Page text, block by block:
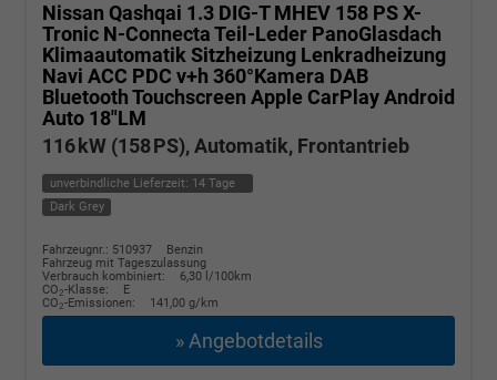
Nissan Qashqai 1.3 DIG-T MHEV 158 PS X-
Tronic N-Connecta Teil-Leder PanoGlasdach
Klimaautomatik Sitzheizung Lenkradheizung
Navi ACC PDC v+h 360°Kamera DAB
Bluetooth Touchscreen Apple CarPlay Android
Auto 18"LM
116 kW (158 PS), Automatik, Frontantrieb
unverbindliche Lieferzeit: 14 Tage
Dark Grey
Fahrzeugnr.: 510937
Benzin
Fahrzeug mit Tageszulassung
Verbrauch kombiniert:
6,30 l/100km
CO2-Klasse:
E
CO2-Emissionen: 141,00 g/km
» Angebotdetails